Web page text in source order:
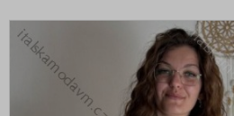
VALENTÝNSKÁ - VÁNOČNÍ
Oblečení dámské
Nadměrné velikosti
Doplňky módy